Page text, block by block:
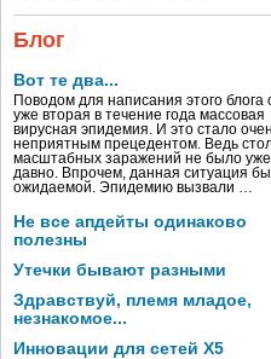
Блог
Вот те два...
Поводом для написания этого блога
уже вторая в течение года массовая
вирусная эпидемия. И это стало
неприятным прецедентом. Ведь
масштабных заражений не было уже
давно. Впрочем, данная ситуация
ожидаемой. Эпидемию вызвали …
Не все апдейты одинаково
полезны
Утечки бывают разными
Здравствуй, племя младое,
незнакомое...
Инновации для сетей X5